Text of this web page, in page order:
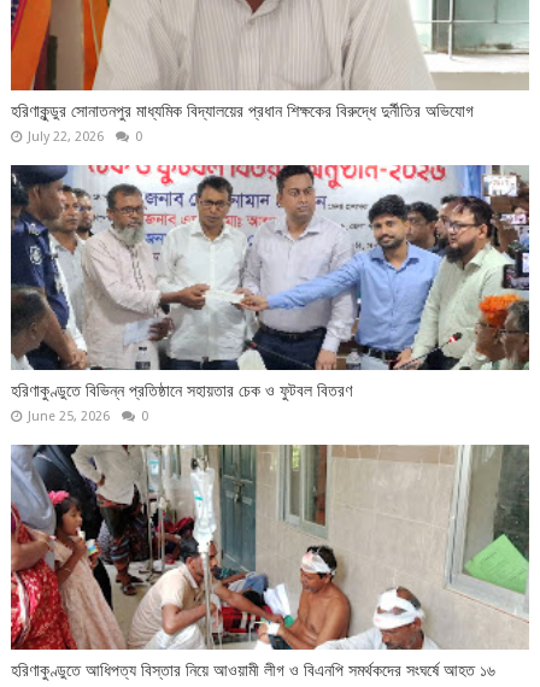
হরিণাকুন্ডুর সোনাতনপুর মাধ্যমিক বিদ্যালয়ের প্রধান শিক্ষকের বিরুদ্ধে দুর্নীতির অভিযোগ
July 22, 2026 0
হরিণাকুণ্ডুতে বিভিন্ন প্রতিষ্ঠানে সহায়তার চেক ও ফুটবল বিতরণ
June 25, 2026 0
হরিণাকুণ্ডুতে আধিপত্য বিস্তার নিয়ে আওয়ামী লীগ ও বিএনপি সমর্থকদের সংঘর্ষে আহত ১৬